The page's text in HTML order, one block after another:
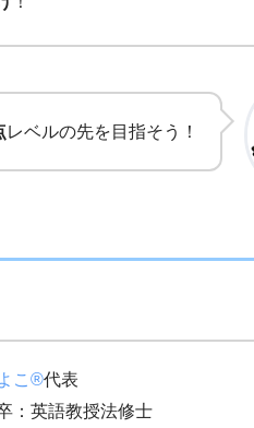
レベルの先を目指そう！
こ®代表
：英語教授法修士